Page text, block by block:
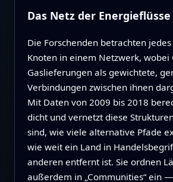
Das Netz der
Die Forschenden betrachten jedes
Knoten in einem Netzwerk, wobei
Gaslieferungen als gewichtete,
Verbindungen zwischen ihnen
Mit Daten von 2009 bis 2018
dicht und vernetzt diese
sind, wie viele alternative Pfade
wie weit ein Land in
anderen entfernt ist. Sie ordnen
außerdem in „Communities“ ein